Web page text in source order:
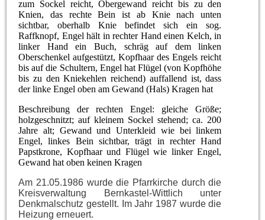
zum Sockel reicht, Obergewand reicht bis zu den
Knien, das rechte Bein ist ab Knie nach unten
sichtbar, oberhalb Knie befindet sich ein sog.
Raffknopf, Engel hält in rechter Hand einen Kelch, in
linker Hand ein Buch, schräg auf dem linken
Oberschenkel aufgestützt, Kopfhaar des Engels reicht
bis auf die Schultern, Engel hat Flügel (von Kopfhöhe
bis zu den Kniekehlen reichend) auffallend ist, dass
der linke Engel oben am Gewand (Hals) Kragen hat
Beschreibung der rechten Engel: gleiche Größe;
holzgeschnitzt; auf kleinem Sockel stehend; ca. 200
Jahre alt; Gewand und Unterkleid wie bei linkem
Engel, linkes Bein sichtbar, trägt in rechter Hand
Papstkrone, Kopfhaar und Flügel wie linker Engel,
Gewand hat oben keinen Kragen
Am 21.05.1986 wurde die Pfarrkirche durch die
Kreisverwaltung Bernkastel-Wittlich unter
Denkmalschutz gestellt.
Im Jahr 1987 wurde die
Heizung erneuert.